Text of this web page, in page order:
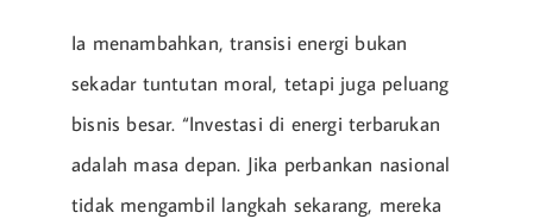
Ia menambahkan, transisi energi bukan
sekadar tuntutan moral, tetapi juga peluang
bisnis besar. “Investasi di energi terbarukan
adalah masa depan. Jika perbankan nasional
tidak mengambil langkah sekarang, mereka